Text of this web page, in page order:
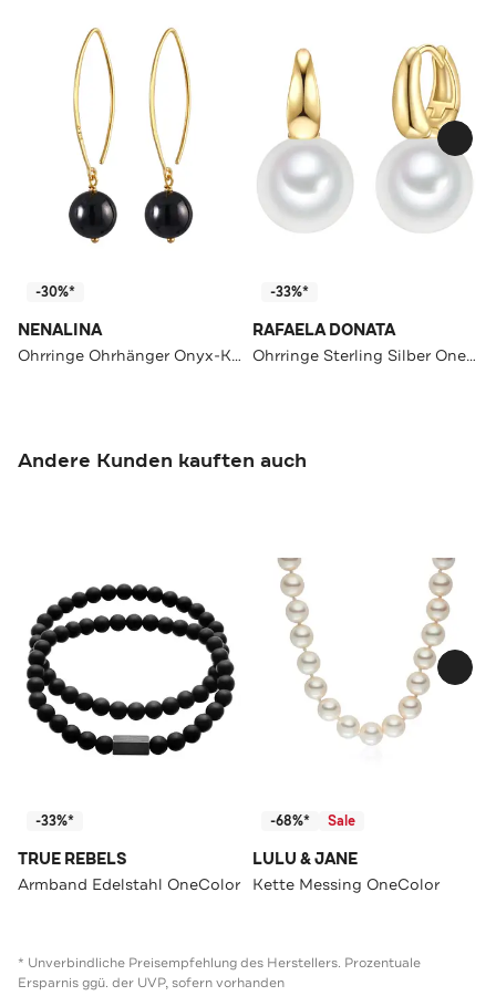
-30%*
NENALINA
Ohrringe Ohrhänger Onyx-Kugel 925 Silber Gold
-33%*
RAFAELA DONATA
Ohrringe Sterling Silber OneColor
Andere Kunden kauften auch
-33%*
TRUE REBELS
Armband Edelstahl OneColor
-68%* Sale
LULU & JANE
Kette Messing OneColor
* Unverbindliche Preisempfehlung des Herstellers. Prozentuale
Ersparnis ggü. der UVP, sofern vorhanden